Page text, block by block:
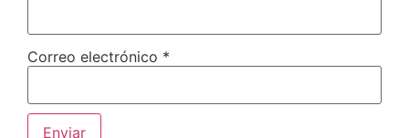
Correo electrónico *